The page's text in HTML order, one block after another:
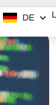
DE